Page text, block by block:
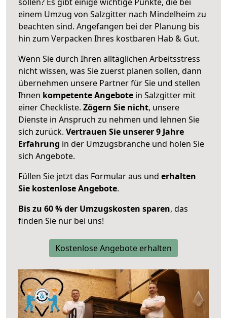
einem Umzug von Salzgitter nach Mindelheim zu
beachten sind. Angefangen bei der Planung bis
hin zum Verpacken Ihres kostbaren Hab & Gut.
Wenn Sie durch Ihren alltäglichen Arbeitsstress
nicht wissen, was Sie zuerst planen sollen, dann
übernehmen unsere Partner für Sie und stellen
Ihnen kompetente Angebote in Salzgitter mit
einer Checkliste. Zögern Sie nicht, unsere
Dienste in Anspruch zu nehmen und lehnen Sie
sich zurück. Vertrauen Sie unserer 9 Jahre
Erfahrung in der Umzugsbranche und holen Sie
sich Angebote.
Füllen Sie jetzt das Formular aus und erhalten
Sie kostenlose Angebote.
Bis zu 60 % der Umzugskosten sparen, das
finden Sie nur bei uns!
Kostenlose Angebote erhalten